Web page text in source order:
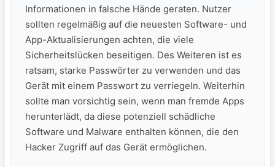
Informationen in falsche Hände geraten. Nutzer
sollten regelmäßig auf die neuesten Software- und
App-Aktualisierungen achten, die viele
Sicherheitslücken beseitigen. Des Weiteren ist es
ratsam, starke Passwörter zu verwenden und das
Gerät mit einem Passwort zu verriegeln. Weiterhin
sollte man vorsichtig sein, wenn man fremde Apps
herunterlädt, da diese potenziell schädliche
Software und Malware enthalten können, die den
Hacker Zugriff auf das Gerät ermöglichen.